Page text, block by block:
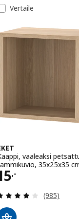
Vertaile
vaaleaksi
35x25x35
,- 15,-
Arvio: 4 /
(985)